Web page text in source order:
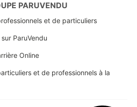
PARUVENDU
et de particuliers
ParuVendu
Online
et de professionnels à la